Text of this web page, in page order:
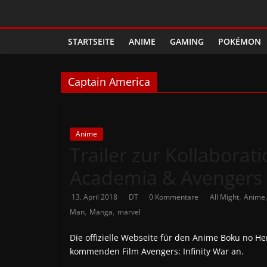
Phanimenal
Täglich
interessante
News
und
Gaming
STARTSEITE ANIME GAMING POKÉMON
Captain America
Anime
13. April 2018 DT 0 Kommentare All Might, Anime,
Man, Manga, marvel
Die offizielle Webseite für den Anime Boku no
kommenden Film Avengers: Infinity War an.